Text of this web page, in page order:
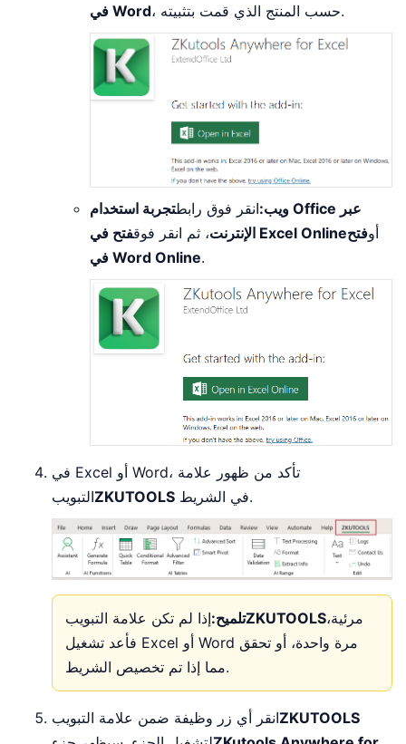
في Word
، حسب المنتج الذي قمت بتثبيته.
ويب:انقر فوق رابطتجربة استخدام Office عبر
الإنترنت، ثم انقر فوق فتح في Excel Online أوفتح
في Word Online.
في Excel أو Word، تأكد من ظهور علامة
التبويبZKUTOOLS في الشريط.
تلميح:إذا لم تكن علامة التبويب ZKUTOOLSمرئية،
فأعد تشغيل Excel أو Word مرة واحدة، أو تحقق
مما إذا تم تخصيص الشريط.
انقر أي زر وظيفة ضمن علامة التبويبZKUTOOLS